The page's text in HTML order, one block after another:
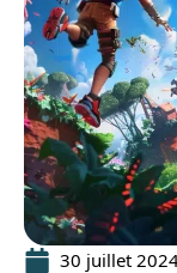
30 juillet